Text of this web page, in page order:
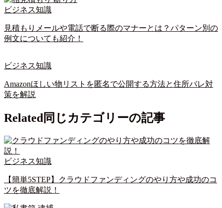
ビジネス知識
見積もりメールや電話で断る際のマナーとは？パターン別の
例文についても紹介！
ビジネス知識
Amazonほしい物リストを匿名で公開する方法と住所バレ対
策を解説
Related同じカテゴリーの記事
ビジネス知識
【簡単5STEP】クラウドファンディングのやり方や成功のコ
ツを徹底解説！